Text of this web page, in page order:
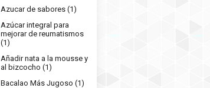
Azucar de sabores (1)
Azúcar integral para
mejorar de reumatismos
(1)
Añadir nata a la mousse y
al bizcocho (1)
Bacalao Más Jugoso (1)